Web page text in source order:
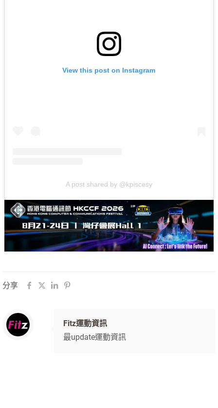
View this post on Instagram
A post shared by @kpiscesy
分享
Fitz運動資訊
最update運動資訊